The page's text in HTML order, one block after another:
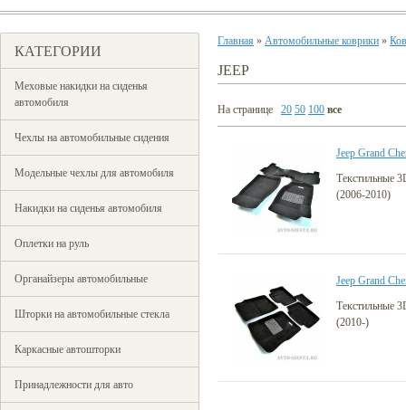
КАТЕГОРИИ
Меховые накидки на сиденья
автомобиля
Чехлы на автомобильные сидения
Модельные чехлы для автомобиля
Накидки на сиденья автомобиля
Оплетки на руль
Органайзеры автомобильные
Шторки на автомобильные стекла
Каркасные автошторки
Принадлежности для авто
Главная » Автомобильные коврики »
JEEP
На странице 20 50 100 все
Jeep Grand
Текстильные
(2006-2010)
Jeep Grand
Текстильные
(2010-)